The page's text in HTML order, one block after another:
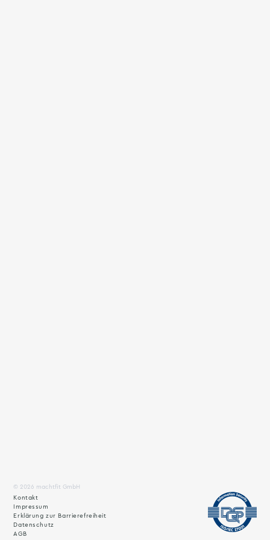
© 2026 machtfit GmbH
Kontakt
Impressum
Erklärung zur Barrierefreiheit
Datenschutz
AGB